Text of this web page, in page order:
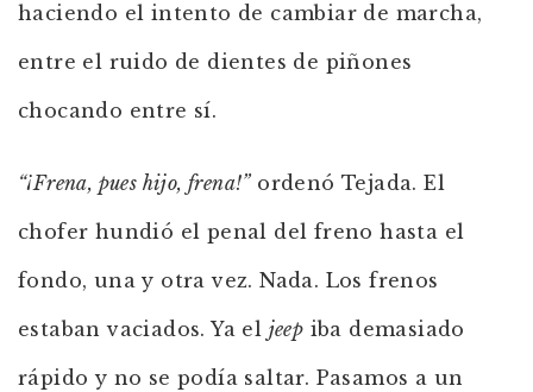
haciendo el intento de cambiar de marcha,
entre el ruido de dientes de piñones
chocando entre sí.
“¡Frena, pues hijo, frena!”ordenó Tejada. El
chofer hundió el penal del freno hasta el
fondo, una y otra vez. Nada. Los frenos
estaban vaciados. Ya el jeep iba demasiado
rápido y no se podía saltar. Pasamos a un